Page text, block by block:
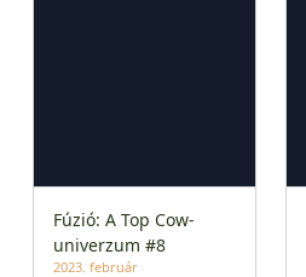
Fúzió: A Top Cow-
univerzum #8
2023. február